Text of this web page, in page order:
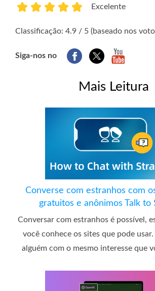
Excelente
Classificação: 4.9 / 5 (baseado nos
Siga-nos no
Mais Leitura
Converse com estranhos com
gratuitos e anônimos Talk to
Conversar com estranhos é possível,
você conhece os sites que pode
alguém com o mesmo interesse que